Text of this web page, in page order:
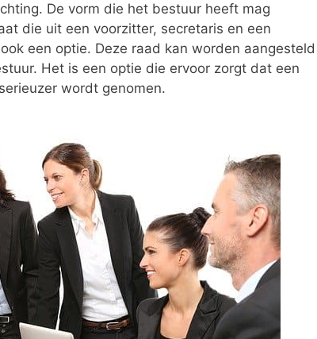
De vorm die het bestuur heeft mag
die uit een voorzitter, secretaris en een
een optie. Deze raad kan worden aangesteld
Het is een optie die ervoor zorgt dat een
wordt genomen.